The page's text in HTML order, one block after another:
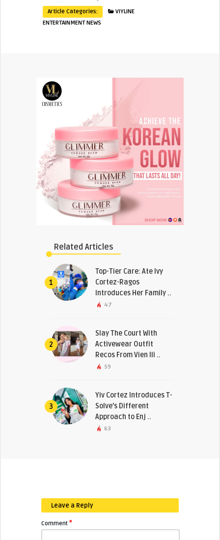
Article Categories:
VIYLINE
ENTERTAINMENT NEWS
Related Articles
1
Top-Tier Care: Ate Ivy
Cortez-Ragos
Introduces Her Family ..
47
2
Slay The Court With
Activewear Outfit
Recos From Vien Ili ..
59
3
Yiv Cortez Introduces T-
Solve’s Different
Approach to Enj ..
63
Leave a Reply
Comment *